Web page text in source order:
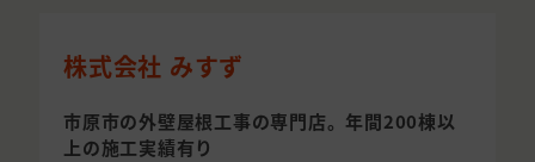
株式会社 みすず
市原市の外壁屋根工事の専門店。年間200棟以
上の施工実績有り